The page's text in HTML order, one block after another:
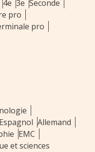
4e 3e Seconde
pro
pro
Espagnol Allemand
EMC
et sciences